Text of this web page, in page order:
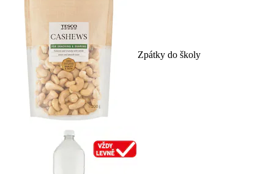
Zpátky do školy